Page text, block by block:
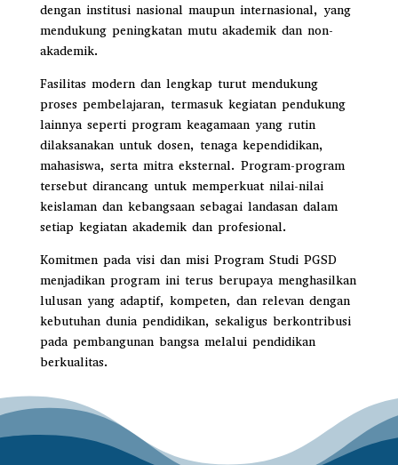
dengan institusi nasional maupun internasional, yang
mendukung peningkatan mutu akademik dan non-
akademik.
Fasilitas modern dan lengkap turut mendukung
proses pembelajaran, termasuk kegiatan pendukung
lainnya seperti program keagamaan yang rutin
dilaksanakan untuk dosen, tenaga kependidikan,
mahasiswa, serta mitra eksternal. Program-program
tersebut dirancang untuk memperkuat nilai-nilai
keislaman dan kebangsaan sebagai landasan dalam
setiap kegiatan akademik dan profesional.
Komitmen pada visi dan misi Program Studi PGSD
menjadikan program ini terus berupaya menghasilkan
lulusan yang adaptif, kompeten, dan relevan dengan
kebutuhan dunia pendidikan, sekaligus berkontribusi
pada pembangunan bangsa melalui pendidikan
berkualitas.